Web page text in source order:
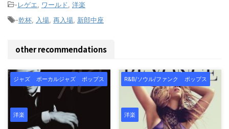
-レゲエ ワールド 洋楽
-乾杯 入場 再入場 新郎中座
other recommendations
ジャズ ボーカルジャズ ポップス
洋楽
R&B/ソウル/ファンク ポップス
洋楽